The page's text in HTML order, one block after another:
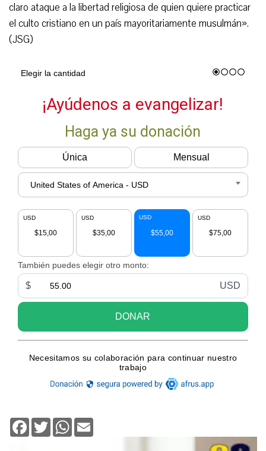
claro ataque a la libertad religiosa de quien quiere practicar
el culto cristiano en un país mayoritariamente musulmán».
(JSG)
Facebook
TwitterWhatsApp